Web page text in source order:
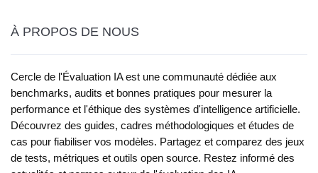
À PROPOS DE NOUS
Cercle de l'Évaluation IA est une communauté dédiée aux
benchmarks, audits et bonnes pratiques pour mesurer la
performance et l'éthique des systèmes d'intelligence artificielle.
Découvrez des guides, cadres méthodologiques et études de
cas pour fiabiliser vos modèles. Partagez et comparez des jeux
de tests, métriques et outils open source. Restez informé des